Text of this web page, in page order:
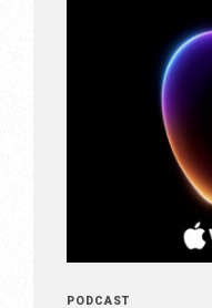
PODCAST